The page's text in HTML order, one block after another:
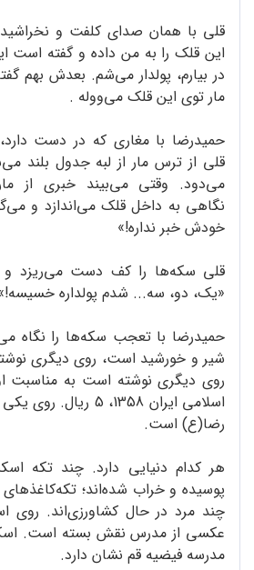
قلی با همان صدای کلفت و
این قلک را به من داده و گفته
در بیارم، پولدار می‌شم. بعدش بهم
مار توی این قلک می‌ووله .
حمیدرضا با مغاری که در دست
قلی از ترس مار از لبه جدول بلند
می‌دود. وقتی می‌بیند خبری از
نگاهی به داخل قلک می‌اندازد و
خودش خبر نداره!»
قلی سکه‌ها را کف دست می‌ریزد و
«یک، دو، سه... شدم پولداره
حمیدرضا با تعجب سکه‌ها را نگاه
روی دیگری نوشته است به مناسبت
اسلامی ایران 1358، 5
رضا(ع) است.
هر کدام دنیایی دارد. چند تکه
پوسیده و خراب شده‌اند؛
مدرسه فیضیه قم نشان دارد.